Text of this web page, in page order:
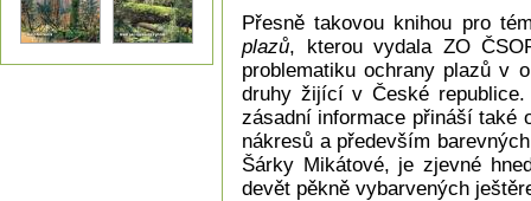
Přesně takovou knihou pro
plazů, kterou vydala ZO
problematiku ochrany plazů v
druhy žijící v České
zásadní informace přináší také
nákresů a především
Šárky Mikátové, je zjevné
devět pěkně vybarvených